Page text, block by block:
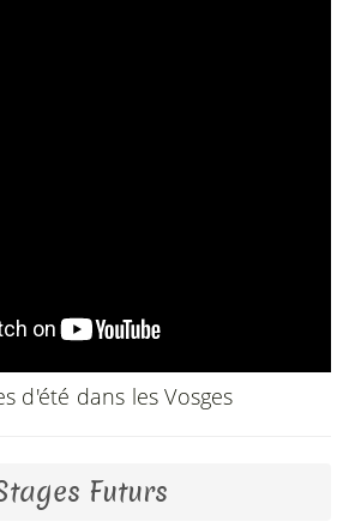
d'été dans les Vosges
Futurs